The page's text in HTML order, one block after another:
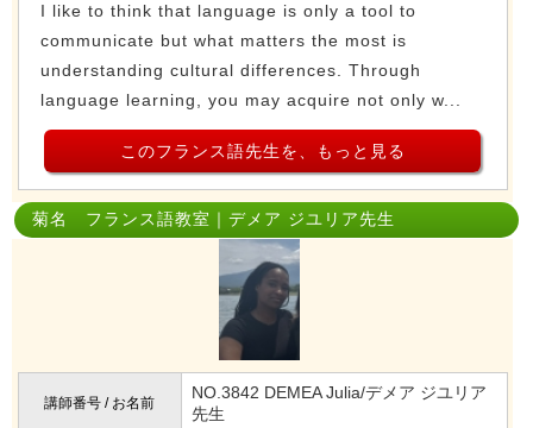
I like to think that language is only a tool to
communicate but what matters the most is
understanding cultural differences. Through
language learning, you may acquire not only w...
このフランス語先生を、もっと見る
菊名 フランス語教室｜デメア ジユリア先生
講師番号 / お名前
NO.3842 DEMEA Julia/デメア ジユリア
先生